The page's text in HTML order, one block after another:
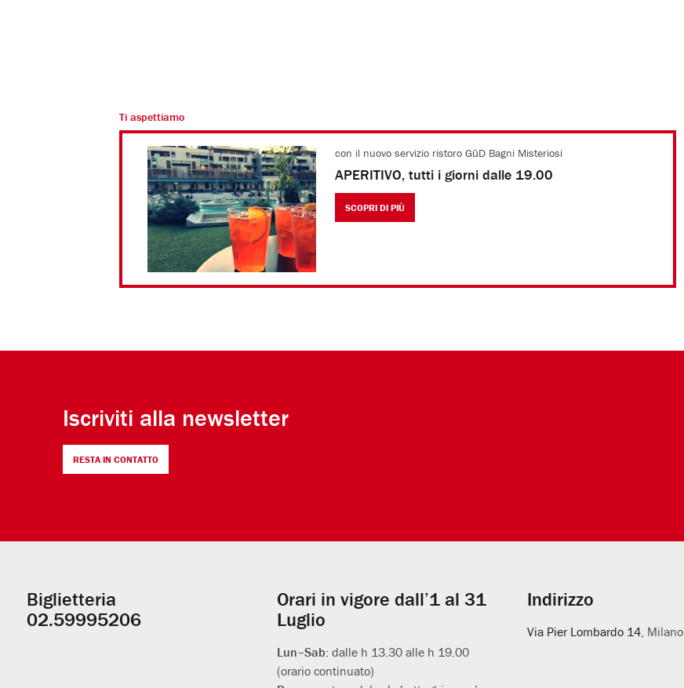
Ti aspettiamo
con il nuovo servizio ristoro GūD Bagni Misteriosi
APERITIVO, tutti i giorni dalle 19.00
SCOPRI DI PIÙ
Iscriviti alla newsletter
RESTA IN CONTATTO
Informazioni
utili
Biglietteria
02.59995206
Orari in vigore dall’1 al 31
Luglio
Lun–Sab: dalle h 13.30 alle h 19.00
(orario continuato)
Indirizzo
Via Pier Lombardo 14 , Milano